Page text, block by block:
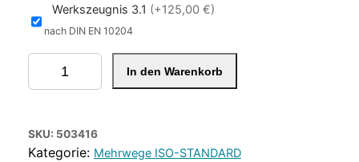
Werkszeugnis 3.1 (+125,00 €)
nach DIN EN 10204
w
e
In den Warenkorb
SKU: 503416
Mehrwege ISO-STANDARD